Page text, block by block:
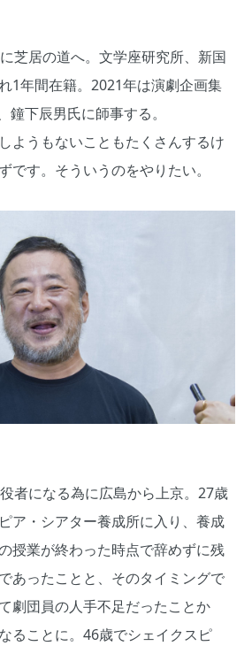
芝居の道へ。文学座研究所、新国
1年間在籍。2021年は演劇企画集
鐘下辰男氏に師事する。
ようもないこともたくさんするけ
です。そういうのをやりたい。
者になる為に広島から上京。27歳
ア・シアター養成所に入り、養成
授業が終わった時点で辞めずに残
あったことと、そのタイミングで
劇団員の人手不足だったことか
ることに。46歳でシェイクスピ